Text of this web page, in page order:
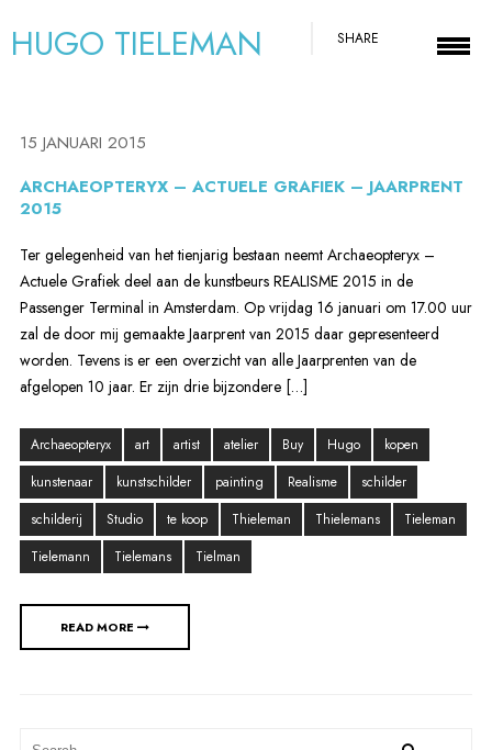
HUGO TIELEMAN SHARE
15 JANUARI 2015
ARCHAEOPTERYX – ACTUELE GRAFIEK – JAARPRENT
2015
Ter gelegenheid van het tienjarig bestaan neemt Archaeopteryx –
Actuele Grafiek deel aan de kunstbeurs REALISME 2015 in de
Passenger Terminal in Amsterdam. Op vrijdag 16 januari om 17.00 uur
zal de door mij gemaakte Jaarprent van 2015 daar gepresenteerd
worden. Tevens is er een overzicht van alle Jaarprenten van de
afgelopen 10 jaar. Er zijn drie bijzondere […]
Archaeopteryx art artist atelier Buy Hugo
kopen
kunstenaar
kunstschilder painting Realisme
schilder
schilderij
Studio te koop Thieleman Thielemans
Tieleman
Tielemann
Tielemans Tielman
READ MORE